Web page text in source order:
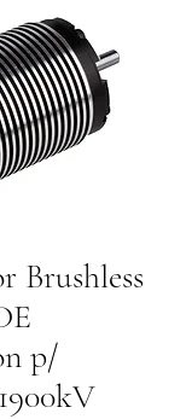
Brushless
p/